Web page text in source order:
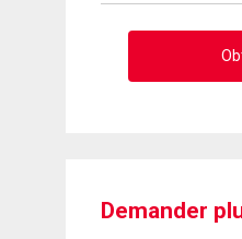
Demander